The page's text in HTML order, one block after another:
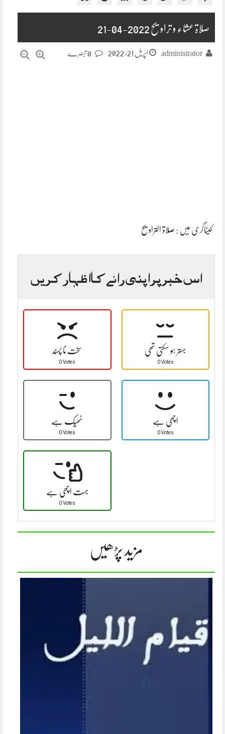
صلاۃ عشاء و تراویح 2022-04-21
administrator اپریل 21, 2022
کیٹاگری میں : صلاۃ التراویح
اس خبر پر اپنی رائے کا اظہار کریں
سخت نا پسند
0 Votes
بہتر ہو سکتی تھی
0 Votes
ٹھیک ہے
0 Votes
اچھی ہے
0 Votes
بہت اچھی ہے
0 Votes
مزید پڑھیں